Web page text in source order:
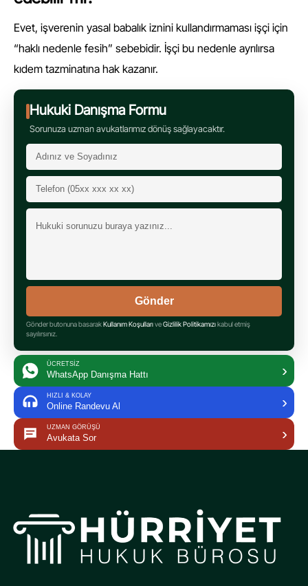
Evet, işverenin yasal babalık iznini kullandırmaması işçi için
“haklı nedenle fesih” sebebidir. İşçi bu nedenle ayrılırsa
kıdem tazminatına hak kazanır.
Hukuki Danışma Formu
Sorunuza uzman avukatlarımız dönüş sağlayacaktır.
Gönder
Gönder butonuna basarakKullanım KoşullarıveGizlilik Politikamızıkabul etmiş
sayılırsınız.
ÜCRETSİZ
WhatsApp Danışma Hattı ›
HIZLI & KOLAY
Online Randevu Al ›
UZMAN GÖRÜŞÜ
Avukata Sor ›